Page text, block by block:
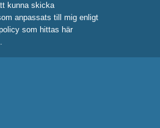
kunna skicka
anpassats till mig enligt
som hittas här
.